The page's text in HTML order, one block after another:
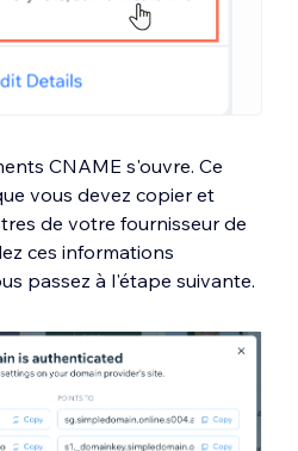
CNAME s'ouvre. Ce
vous devez copier et
de votre fournisseur de
ces informations
passez à l'étape suivante.